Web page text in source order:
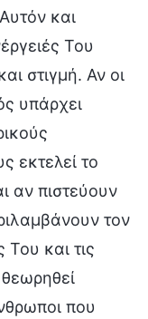
και
Του
στιγμή. Αν οι
υπάρχει
εκτελεί το
αν πιστεύουν
τον
και τις
που